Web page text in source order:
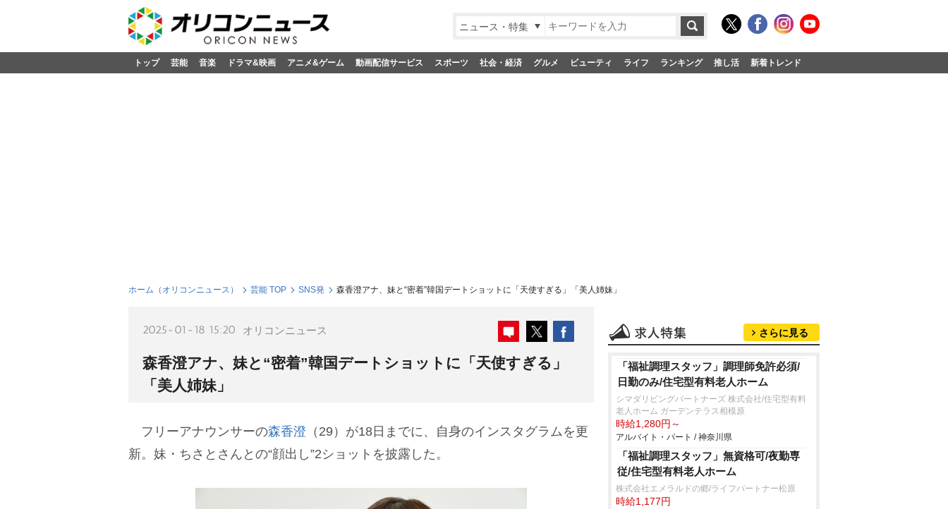
ニュース・特集
トップ 芸能 音楽 ドラマ&映画 アニメ&ゲーム 動画配信サービス スポーツ 社会・経済 グルメ ビューティ ライフ ランキング 推し活 新着トレンド
ホーム（オリコンニュース） 芸能 TOP SNS発 森香澄アナ、妹と“密着”韓国デートショットに「天使すぎる」「美人姉妹」
2025-01-18 15:20 オリコンニュース
森香澄アナ、妹と“密着”韓国デートショットに「天使すぎる」
「美人姉妹」
フリーアナウンサーの森香澄 （29）が18日までに、自身のインスタグラムを更
新。妹・ちさとさんとの“顔出し”2ショットを披露した。
さらに見る
「福祉調理スタッフ」調理師免許必須/
日勤のみ/住宅型有料老人ホーム
シマダリビングパートナーズ 株式会社/住宅型有料
老人ホーム ガーデンテラス相模原
時給1,280円～
アルバイト・パート / 神奈川県
「福祉調理スタッフ」無資格可/夜勤専
従/住宅型有料老人ホーム
株式会社エメラルドの郷/ライフパートナー松原
時給1,177円